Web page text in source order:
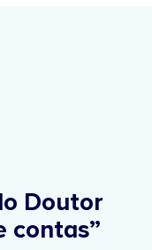
Doutor
contas”